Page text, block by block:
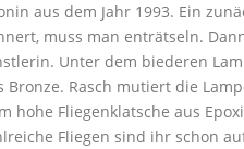
aus dem Jahr 1993. Ein
muss man enträtseln.
Unter dem biederen
Rasch mutiert die
hohe Fliegenklatsche aus
Fliegen sind ihr schon